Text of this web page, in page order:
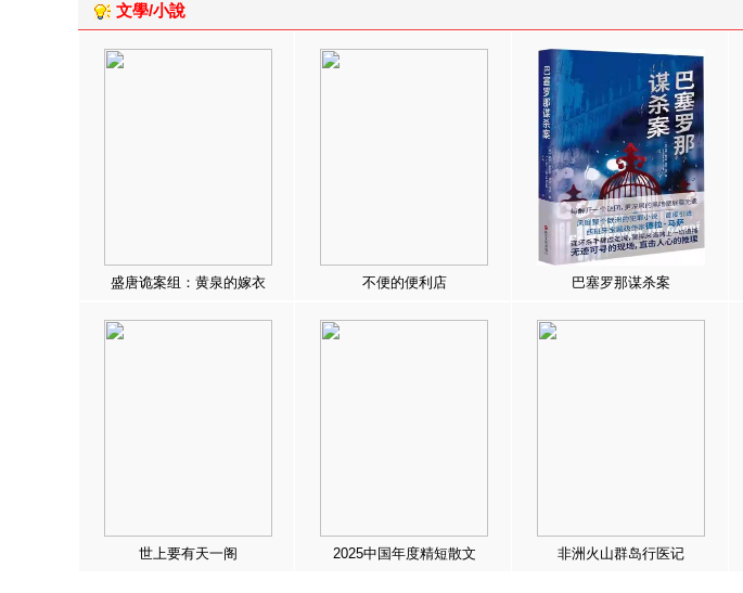
文學/小說
盛唐诡案组：黄泉的嫁衣 不便的便利店 巴塞罗那谋杀案
世上要有天一阁 2025中国年度精短散文 非洲火山群岛行医记